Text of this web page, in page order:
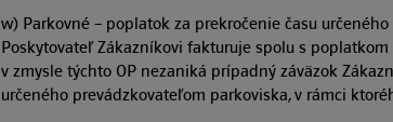
w) Parkovné – poplatok za prekročenie času
Poskytovateľ Zákazníkovi fakturuje spolu s
v zmysle týchto OP nezaniká prípadný záväzok
určeného prevádzkovateľom parkoviska, v rámci